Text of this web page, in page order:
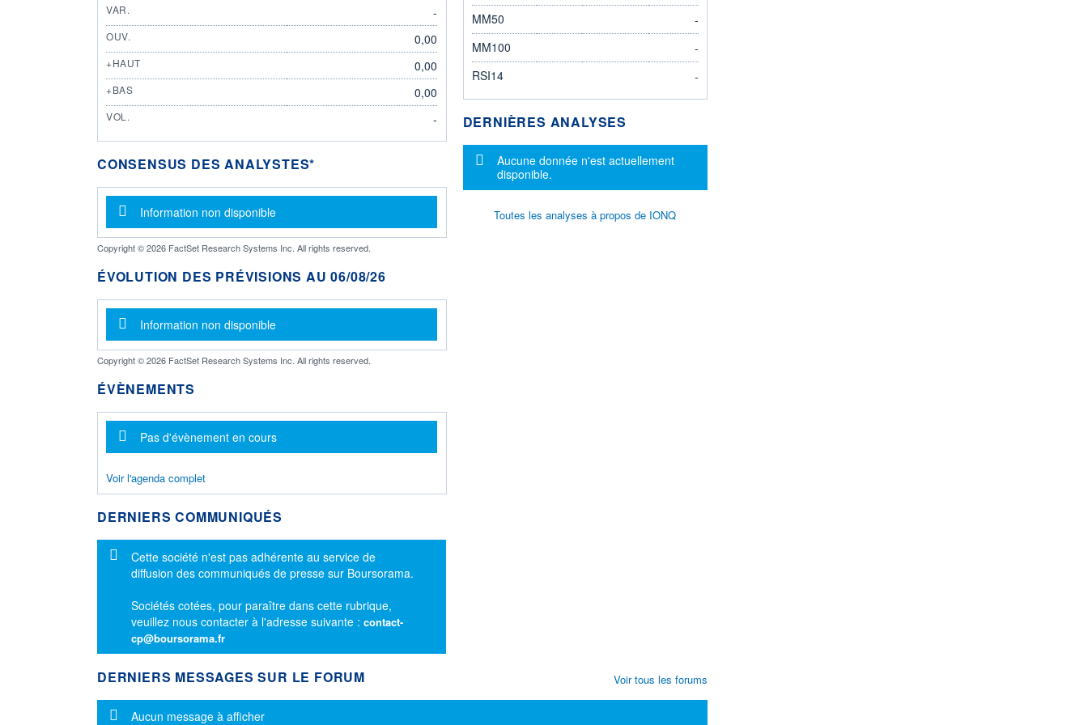
VAR. -
OUV. 0,00
+HAUT 0,00
+BAS 0,00
VOL. -
CONSENSUS DES ANALYSTES*
Message d'information
Information non disponible
Copyright © 2026 FactSet Research Systems Inc. All rights reserved.
ÉVOLUTION DES PRÉVISIONS AU 06/08/26
Message d'information
Information non disponible
Copyright © 2026 FactSet Research Systems Inc. All rights reserved.
ÉVÈNEMENTS
Message d'information
Pas d'évènement en cours
Voir l'agenda complet
DERNIERS COMMUNIQUÉS
Message d'information
Cette société n'est pas adhérente au service de
diffusion des communiqués de presse sur Boursorama.
Sociétés cotées, pour paraître dans cette rubrique,
veuillez nous contacter à l'adresse suivante : contact-
cp@boursorama.fr
MM50
-
MM100
-
RSI14
-
DERNIÈRES ANALYSES
Message d'information
Aucune donnée n'est actuellement
disponible.
Toutes les analyses à propos de IONQ
DERNIERS MESSAGES SUR LE FORUM
Message d'information
Aucun message à afficher
Voir tous les forums